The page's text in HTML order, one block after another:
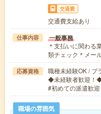
交通費
交通費支給あり
仕事内容 一般事務
＊支払いに関わる
類チェック＊メー
応募資格
職種未経験OK / ブ
◆未経験者歓迎！
#初めての派遣歓迎
職場の雰囲気